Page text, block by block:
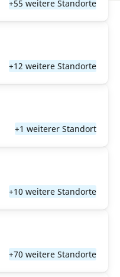
+55 weitere Standorte
+12 weitere Standorte
+1 weiterer Standort
+10 weitere Standorte
+70 weitere Standorte